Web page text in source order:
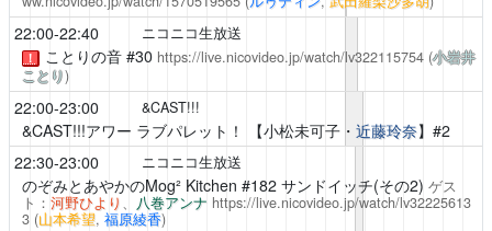
22:00-22:40 ニコニコ生放送
！ ことりの音#30 https://live.nicovideo.jp/watch/lv322115754 (小岩井
ことり)
22:00-23:00 &CAST!!!
&CAST!!!アワー ラブパレット！ 【小松未可子・ 近藤玲奈】#2
22:30-23:00
ニコニコ生放送
のぞみとあやかのMog² Kitchen #182 サンドイッチ(その2) ゲス
ト： 河野ひより 、 八巻アンナ https://live.nicovideo.jp/watch/lv32225613
3 (山本希望, 福原綾香)